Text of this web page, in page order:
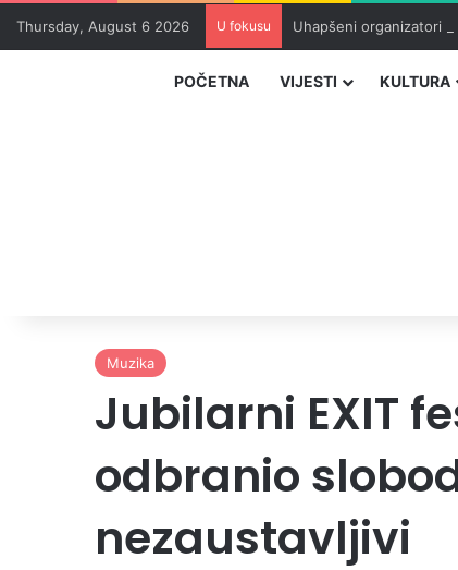
Thursday, August 6 2026 U fokusu Uhapšeni organizatori
POČETNA VIJESTI KULTURA
Muzika
Jubilarni EXIT
odbranio
nezaustavljivi